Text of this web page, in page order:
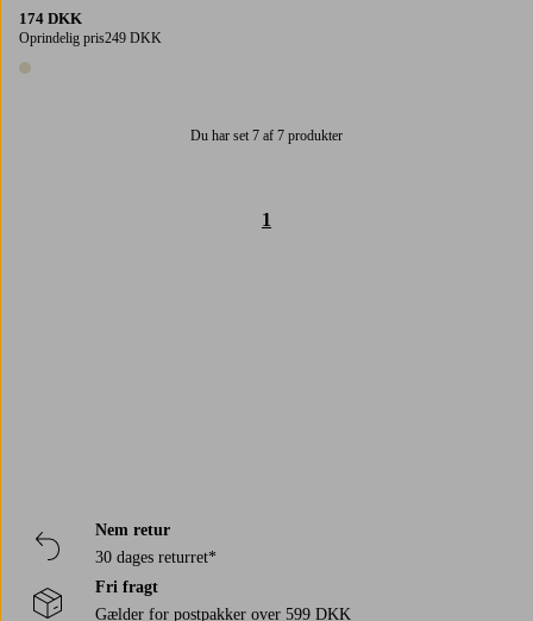
174 DKK
Oprindelig pris249 DKK
1 farve
Du har set 7 af 7 produkter
1
Nem retur
30 dages returret*
Fri fragt
Gælder for postpakker over 599 DKK